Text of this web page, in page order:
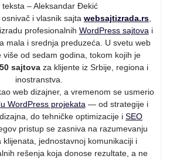
teksta – Aleksandar Đekić
i vlasnik sajta websajtizrada.rs
profesionalnih WordPress sajtova i
mala i srednja preduzeća. U svetu web
više od sedam godina, tokom kojih je
sajtova za klijente iz Srbije, regiona i
inostranstva.
web dizajner, a vremenom se usmerio
WordPress projekata — od strategije i
do tehničke optimizacije i SEO
pristup se zasniva na razumevanju
klijenata, jednostavnoj komunikaciji i
rešenja koja donose rezultate, a ne